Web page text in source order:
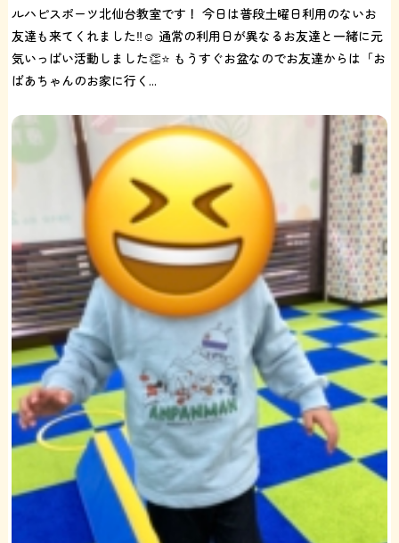
ルハピスポーツ北仙台教室です！ 今日は普段土曜日利用のないお
友達も来てくれました‼️☺️ 通常の利用日が異なるお友達と一緒に元
気いっぱい活動しました👏⭐️ もうすぐお盆なのでお友達からは「お
ばあちゃんのお家に行く...